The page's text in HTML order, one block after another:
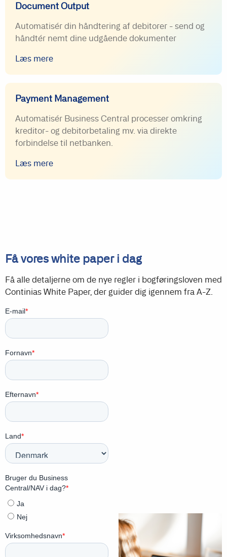
Document Output
Automatisér din håndtering af debitorer - send og
håndtér nemt dine udgående dokumenter
Læs mere
Payment Management
Automatisér Business Central processer omkring
kreditor- og debitorbetaling mv. via direkte
forbindelse til netbanken.
Læs mere
Få vores white paper i dag
Få alle detaljerne om de nye regler i bogføringsloven med
Continias White Paper, der guider dig igennem fra A-Z.